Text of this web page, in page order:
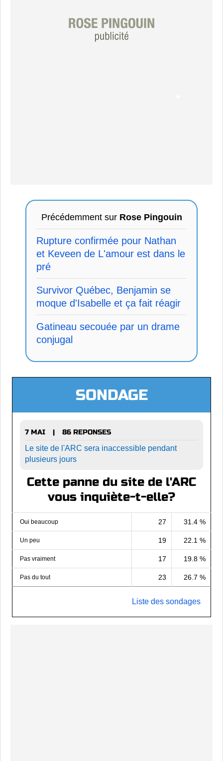
Précédemment sur Rose Pingouin
Rupture confirmée pour Nathan
et Keveen de L'amour est dans le
pré
Survivor Québec, Benjamin se
moque d'Isabelle et ça fait réagir
Gatineau secouée par un drame
conjugal
SONDAGE
7 MAI |
86 REPONSES
Le site de l'ARC sera inaccessible pendant
plusieurs jours
Cette panne du site de l'ARC
vous inquiète-t-elle?
Oui beaucoup 27 31.4 %
Un peu 19 22.1 %
Pas vraiment 17 19.8 %
Pas du tout 23 26.7 %
Liste des sondages